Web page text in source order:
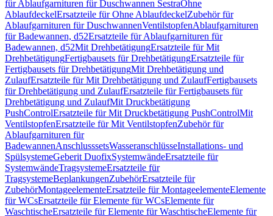
für Ablaufgarnituren für Duschwannen SestraOhne
AblaufdeckelErsatzteile für Ohne AblaufdeckelZubehör für
Ablaufgarnituren für DuschwannenVentilstopfenAblaufgarnituren
für Badewannen, d52Ersatzteile für Ablaufgarnituren für
Badewannen, d52Mit DrehbetätigungErsatzteile für Mit
DrehbetätigungFertigbausets für DrehbetätigungErsatzteile für
Fertigbausets für DrehbetätigungMit Drehbetätigung und
ZulaufErsatzteile für Mit Drehbetätigung und ZulaufFertigbausets
für Drehbetätigung und ZulaufErsatzteile für Fertigbausets für
Drehbetätigung und ZulaufMit Druckbetätigung
PushControlErsatzteile für Mit Druckbetätigung PushControlMit
VentilstopfenErsatzteile für Mit VentilstopfenZubehör für
Ablaufgarnituren für
BadewannenAnschlusssetsWasseranschlüsseInstallations- und
SpülsystemeGeberit DuofixSystemwändeErsatzteile für
SystemwändeTragsystemeErsatzteile für
TragsystemeBeplankungenZubehörErsatzteile für
ZubehörMontageelementeErsatzteile für MontageelementeElemente
für WCsErsatzteile für Elemente für WCsElemente für
WaschtischeErsatzteile für Elemente für WaschtischeElemente für